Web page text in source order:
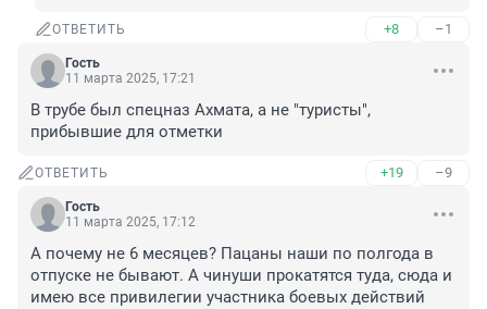
ОТВЕТИТЬ +8 –1
Гость
11 марта 2025, 17:21
В трубе был спецназ Ахмата, а не "туристы",
прибывшие для отметки
ОТВЕТИТЬ +19 –9
Гость
11 марта 2025, 17:12
А почему не 6 месяцев? Пацаны наши по полгода в
отпуске не бывают. А чинуши прокатятся туда, сюда и
имею все привилегии участника боевых действий